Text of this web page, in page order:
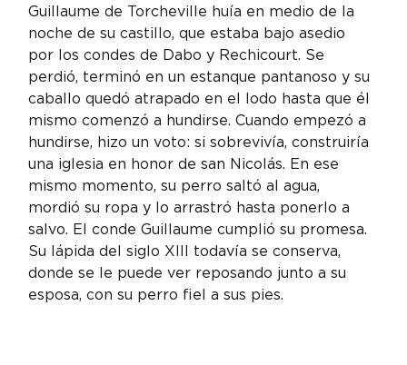
Guillaume de Torcheville huía en medio de la
noche de su castillo, que estaba bajo asedio
por los condes de Dabo y Rechicourt. Se
perdió, terminó en un estanque pantanoso y su
caballo quedó atrapado en el lodo hasta que él
mismo comenzó a hundirse. Cuando empezó a
hundirse, hizo un voto: si sobrevivía, construiría
una iglesia en honor de san Nicolás. En ese
mismo momento, su perro saltó al agua,
mordió su ropa y lo arrastró hasta ponerlo a
salvo. El conde Guillaume cumplió su promesa.
Su lápida del siglo XIII todavía se conserva,
donde se le puede ver reposando junto a su
esposa, con su perro fiel a sus pies.